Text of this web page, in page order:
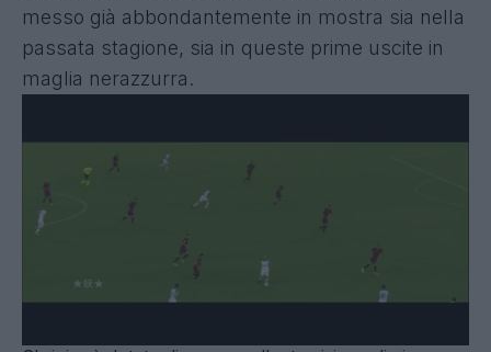
messo già abbondantemente in mostra sia nella
passata stagione, sia in queste prime uscite in
maglia nerazzurra.